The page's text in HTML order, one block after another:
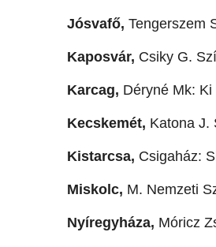
Jósvafő, Tengerszem
Kaposvár, Csiky G.
Karcag, Déryné Mk:
Kecskemét, Katona J.
Kistarcsa, Csigaház:
Miskolc, M. Nemzeti
Nyíregyháza, Móricz